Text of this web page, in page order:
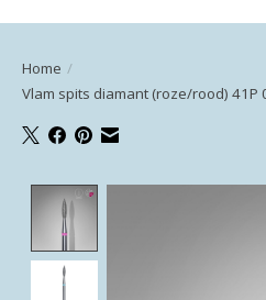
Home /
Vlam spits diamant (roze/rood) 41P